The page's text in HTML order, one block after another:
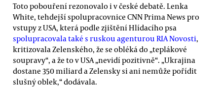
Toto pobouření rezonovalo i v české debatě. Lenka
White, tehdejší spolupracovnice CNN Prima News pro
vstupy z USA, která podle zjištění Hlídacího psa
spolupracovala také s ruskou agenturou RIA Novosti,
kritizovala Zelenského, že se obléká do „teplákové
soupravy“, a že to v USA „nevidí pozitivně“. „Ukrajina
dostane 350 miliard a Zelensky si ani nemůže pořídit
slušný oblek,“ dodávala.